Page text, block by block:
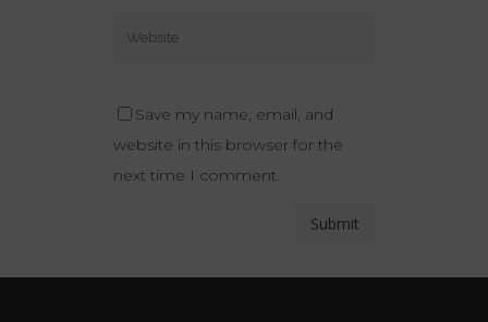
Save my name, email, and
website in this browser for the
next time I comment.